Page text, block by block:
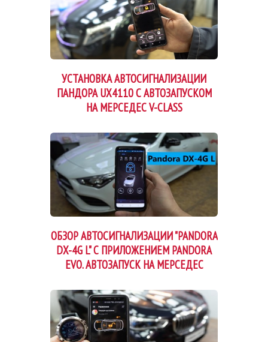
УСТАНОВКА АВТОСИГНАЛИЗАЦИИ
ПАНДОРА UX4110 С АВТОЗАПУСКОМ
НА МЕРСЕДЕС V-CLASS
ОБЗОР АВТОСИГНАЛИЗАЦИИ "PANDORA
DX-4G L" С ПРИЛОЖЕНИЕМ PANDORA
EVO. АВТОЗАПУСК НА МЕРСЕДЕС